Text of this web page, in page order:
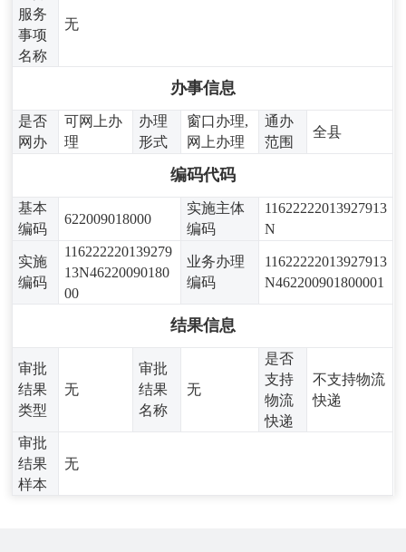
服务
事项
名称
无
办事信息
是否
网办
可网上办
理
办理
形式
窗口办理,
网上办理
通办
范围
全县
编码代码
基本
编码
622009018000
实施主体
编码
11622222013927913
N
实施
编码
116222220139279
13N46220090180
00
业务办理
编码
11622222013927913
N462200901800001
结果信息
审批
结果
类型
无
审批
结果
名称
无
是否
支持
物流
快递
不支持物流
快递
审批
结果
样本
无